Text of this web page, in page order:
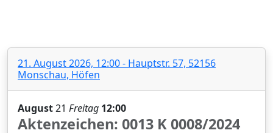
21. August 2026, 12:00 - Hauptstr. 57, 52156
Monschau, Höfen
August21 Freitag 12:00
Aktenzeichen: 0013 K 0008/2024‍